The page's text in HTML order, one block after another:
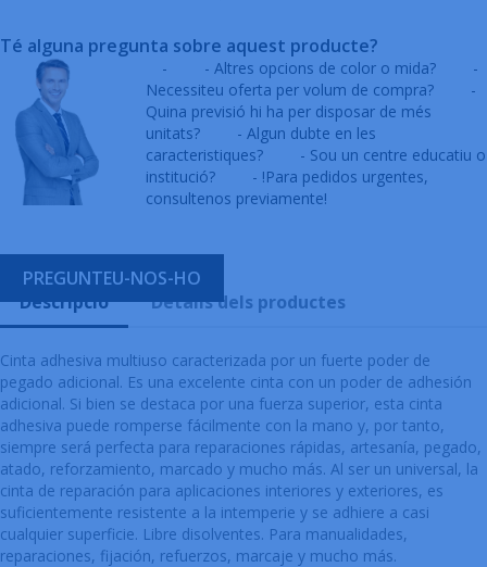
Té alguna pregunta sobre aquest producte?
- - Altres opcions de color o mida?
-
Necessiteu oferta per volum de compra?
-
Quina previsió hi ha per disposar de més
unitats?
- Algun dubte en les
caracteristiques?
- Sou un centre educatiu o
institució?
- !Para pedidos urgentes,
consultenos previamente!
PREGUNTEU-NOS-HO
Descripció
Detalls dels productes
Cinta adhesiva multiuso caracterizada por un fuerte poder de
pegado adicional. Es una excelente cinta con un poder de adhesión
adicional. Si bien se destaca por una fuerza superior, esta cinta
adhesiva puede romperse fácilmente con la mano y, por tanto,
siempre será perfecta para reparaciones rápidas, artesanía, pegado,
atado, reforzamiento, marcado y mucho más. Al ser un universal, la
cinta de reparación para aplicaciones interiores y exteriores, es
suficientemente resistente a la intemperie y se adhiere a casi
cualquier superficie. Libre disolventes. Para manualidades,
reparaciones, fijación, refuerzos, marcaje y mucho más.